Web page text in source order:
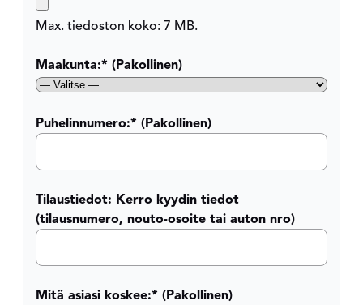
Max. tiedoston koko: 7 MB.
Maakunta:* (Pakollinen)
Puhelinnumero:* (Pakollinen)
Tilaustiedot: Kerro kyydin tiedot
(tilausnumero, nouto-osoite tai auton nro)
Mitä asiasi koskee:* (Pakollinen)